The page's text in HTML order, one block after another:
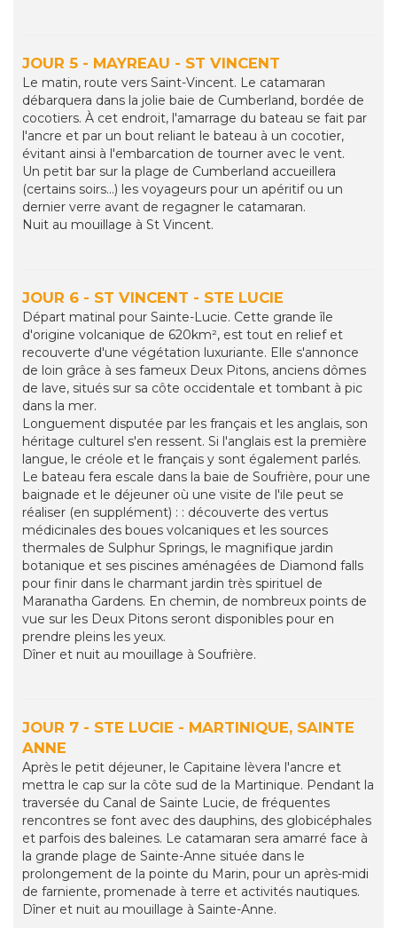
JOUR 5 - MAYREAU - ST VINCENT
Le matin, route vers Saint-Vincent. Le catamaran
débarquera dans la jolie baie de Cumberland, bordée de
cocotiers. À cet endroit, l'amarrage du bateau se fait par
l'ancre et par un bout reliant le bateau à un cocotier,
évitant ainsi à l'embarcation de tourner avec le vent.
Un petit bar sur la plage de Cumberland accueillera
(certains soirs...) les voyageurs pour un apéritif ou un
dernier verre avant de regagner le catamaran.
Nuit au mouillage à St Vincent.
JOUR 6 - ST VINCENT - STE LUCIE
Départ matinal pour Sainte-Lucie. Cette grande île
d'origine volcanique de 620km², est tout en relief et
recouverte d'une végétation luxuriante. Elle s'annonce
de loin grâce à ses fameux Deux Pitons, anciens dômes
de lave, situés sur sa côte occidentale et tombant à pic
dans la mer.
Longuement disputée par les français et les anglais, son
héritage culturel s'en ressent. Si l'anglais est la première
langue, le créole et le français y sont également parlés.
Le bateau fera escale dans la baie de Soufrière, pour une
baignade et le déjeuner où une visite de l'ile peut se
réaliser (en supplément) : : découverte des vertus
médicinales des boues volcaniques et les sources
thermales de Sulphur Springs, le magnifique jardin
botanique et ses piscines aménagées de Diamond falls
pour finir dans le charmant jardin très spirituel de
Maranatha Gardens. En chemin, de nombreux points de
vue sur les Deux Pitons seront disponibles pour en
prendre pleins les yeux.
Dîner et nuit au mouillage à Soufrière.
JOUR 7 - STE LUCIE - MARTINIQUE, SAINTE
ANNE
Après le petit déjeuner, le Capitaine lèvera l'ancre et
mettra le cap sur la côte sud de la Martinique. Pendant la
traversée du Canal de Sainte Lucie, de fréquentes
rencontres se font avec des dauphins, des globicéphales
et parfois des baleines. Le catamaran sera amarré face à
la grande plage de Sainte-Anne située dans le
prolongement de la pointe du Marin, pour un après-midi
de farniente, promenade à terre et activités nautiques.
Dîner et nuit au mouillage à Sainte-Anne.